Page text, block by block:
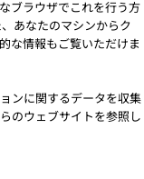
ブラウザでこれを行う方
あなたのマシンからク
な情報もご覧いただけま
ンに関するデータを収集
のウェブサイトを参照し